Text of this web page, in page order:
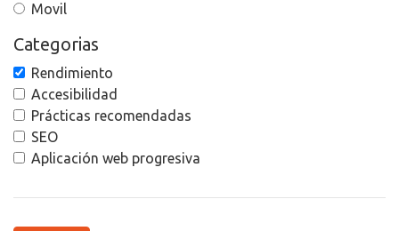
Movil
Categorias
Rendimiento
Accesibilidad
Prácticas recomendadas
SEO
Aplicación web progresiva